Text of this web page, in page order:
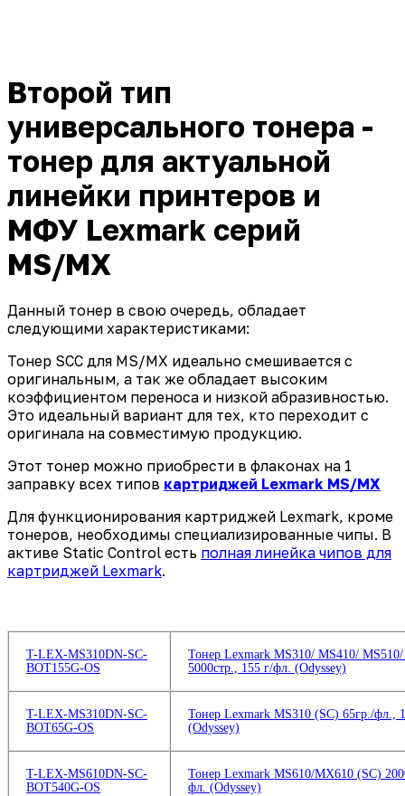
Второй тип
универсального тонера -
тонер для актуальной
линейки принтеров и
МФУ Lexmark серий
MS/MX
Данный тонер в свою очередь, обладает
следующими характеристиками:
Тонер SCC для MS/MX идеально смешивается с
оригинальным, а так же обладает высоким
коэффициентом переноса и низкой абразивностью.
Это идеальный вариант для тех, кто переходит с
оригинала на совместимую продукцию.
Этот тонер можно приобрести в флаконах на 1
заправку всех типов картриджей Lexmark MS/MX
Для функционирования картриджей Lexmark, кроме
тонеров, необходимы специализированные чипы. В
активе Static Control есть полная линейка чипов для
картриджей Lexmark.
T-LEX-MS310DN-SC-
BOT155G-OS
Тонер Lexmark MS310/ MS410/
5000стр., 155 г/фл. (Odyssey)
T-LEX-MS310DN-SC-
BOT65G-OS
Тонер Lexmark MS310 (SC) 65гр./фл.,
(Odyssey)
T-LEX-MS610DN-SC-
BOT540G-OS
Тонер Lexmark MS610/MX610 (SC)
фл. (Odyssey)